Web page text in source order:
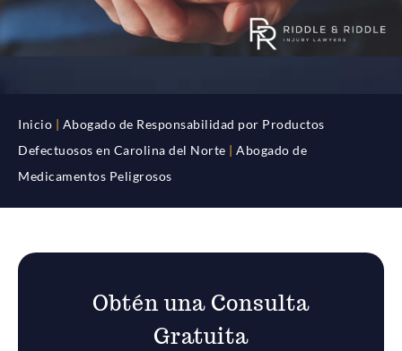
Inicio
Abogado de Responsabilidad por Productos
Defectuosos en Carolina del Norte
Abogado de
Medicamentos Peligrosos
Obtén una Consulta
Gratuita